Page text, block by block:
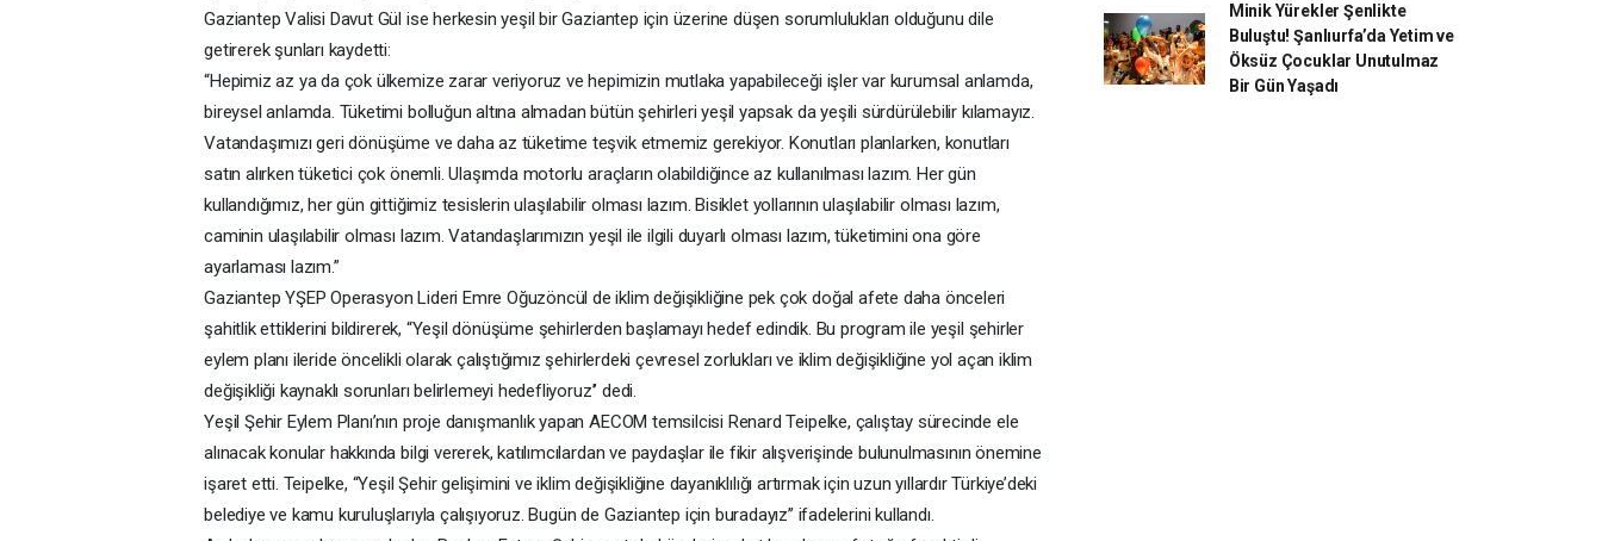
Gaziantep Valisi Davut Gül ise herkesin yeşil bir Gaziantep için üzerine düşen sorumlulukları olduğunu dile
getirerek şunları kaydetti:
“Hepimiz az ya da çok ülkemize zarar veriyoruz ve hepimizin mutlaka yapabileceği işler var kurumsal anlamda,
bireysel anlamda. Tüketimi bolluğun altına almadan bütün şehirleri yeşil yapsak da yeşili sürdürülebilir kılamayız.
Vatandaşımızı geri dönüşüme ve daha az tüketime teşvik etmemiz gerekiyor. Konutları planlarken, konutları
satın alırken tüketici çok önemli. Ulaşımda motorlu araçların olabildiğince az kullanılması lazım. Her gün
kullandığımız, her gün gittiğimiz tesislerin ulaşılabilir olması lazım. Bisiklet yollarının ulaşılabilir olması lazım,
caminin ulaşılabilir olması lazım. Vatandaşlarımızın yeşil ile ilgili duyarlı olması lazım, tüketimini ona göre
ayarlaması lazım.”
Gaziantep YŞEP Operasyon Lideri Emre Oğuzöncül de iklim değişikliğine pek çok doğal afete daha önceleri
şahitlik ettiklerini bildirerek, “Yeşil dönüşüme şehirlerden başlamayı hedef edindik. Bu program ile yeşil şehirler
eylem planı ileride öncelikli olarak çalıştığımız şehirlerdeki çevresel zorlukları ve iklim değişikliğine yol açan iklim
değişikliği kaynaklı sorunları belirlemeyi hedefliyoruz’’ dedi.
Yeşil Şehir Eylem Planı’nın proje danışmanlık yapan AECOM temsilcisi Renard Teipelke, çalıştay sürecinde ele
alınacak konular hakkında bilgi vererek, katılımcılardan ve paydaşlar ile fikir alışverişinde bulunulmasının önemine
işaret etti. Teipelke, “Yeşil Şehir gelişimini ve iklim değişikliğine dayanıklılığı artırmak için uzun yıllardır Türkiye’deki
belediye ve kamu kuruluşlarıyla çalışıyoruz. Bugün de Gaziantep için buradayız’’ ifadelerini kullandı.
Minik Yürekler Şenlikte
Buluştu! Şanlıurfa’da Yetim ve
Öksüz Çocuklar Unutulmaz
Bir Gün Yaşadı